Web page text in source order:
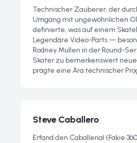
Technischer Zauberer, der
Umgang mit ungewöhnlichen
definierte, was auf einem
Legendäre Video-Parts —
Rodney Mullen in der Round-
Skater zu bemerkenswert
prägte eine Ära technischer
Steve Caballero
Erfand den Caballerial (Fakie